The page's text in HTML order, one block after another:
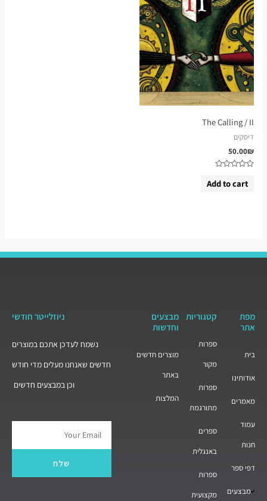
The Calling / II
דיסקים
50.00₪
out
Add to cart
מפת
אתר
בית
אודותינו
מאמרים
עמוד
חנות
דפי ספר
מבצעים
קטגוריות
ספרות
מקור
ספרות
מתורגמת
ספרים
באנגלית
ספרות
מקצועית
מבצעים
וחדשות
מוצרים חדשים
באתר
המלצות
ניוזלייטר חודשי
נשמח לעדכן אתכם במוצרים
חדשים שאנחנו מעלים מדי חודש
וכן במבצעים חדשים
Email
שלח